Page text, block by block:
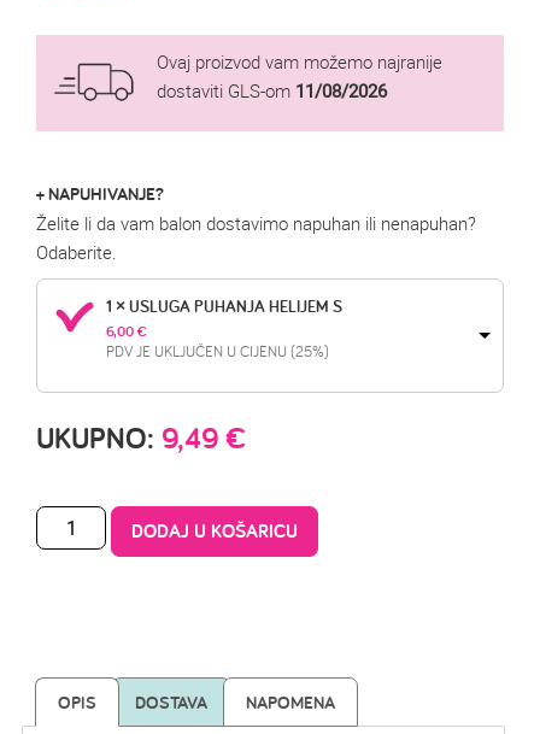
Ovaj proizvod vam možemo najranije
dostaviti GLS-om 11/08/2026
+ NAPUHIVANJE?
Želite li da vam balon dostavimo napuhan ili nenapuhan?
Odaberite.
1 × USLUGA PUHANJA HELIJEM S
6,00 €
PDV JE UKLJUČEN U CIJENU (25%)
UKUPNO: 9,49€
DODAJ U KOŠARICU
OPIS DOSTAVA NAPOMENA